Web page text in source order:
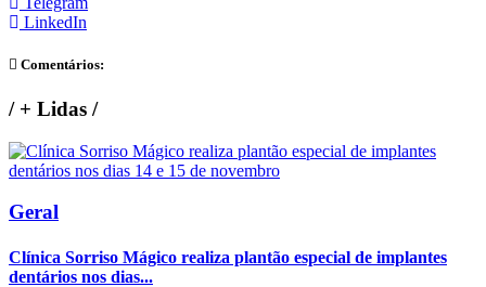
LinkedIn
Comentários:
/+ Lidas /
Geral
Clínica Sorriso Mágico realiza plantão especial de implantes
dentários nos dias...